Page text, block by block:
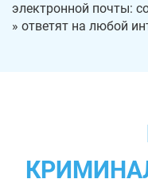
электронной почты:
» ответят на любой